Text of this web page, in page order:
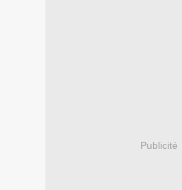
Publicité